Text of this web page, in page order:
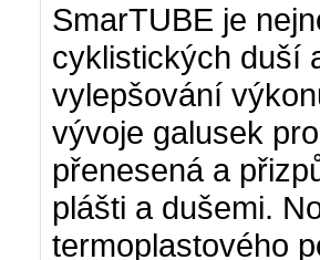
SmarTUBE je
cyklistických duší
vylepšování
vývoje galusek
přenesená a
plášti a dušemi.
termoplastového